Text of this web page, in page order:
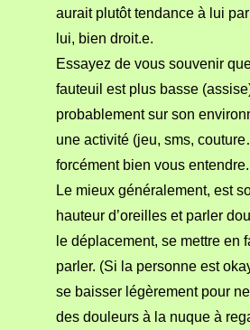
aurait plutôt tendance à lui
lui, bien droit.e.
Essayez de vous souvenir
fauteuil est plus basse
probablement sur son
une activité (jeu, sms,
forcément bien vous entendre.
Le mieux généralement, est
hauteur d’oreilles et parler
le déplacement, se mettre en
parler. (Si la personne est
se baisser légèrement pour
des douleurs à la nuque à